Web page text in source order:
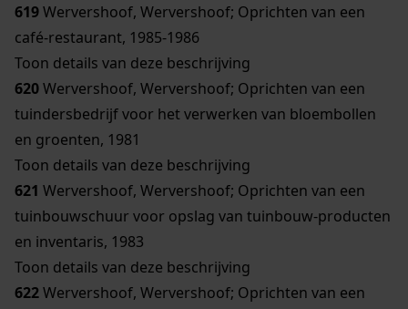
619Wervershoof, Wervershoof; Oprichten van een
café-restaurant, 1985-1986
Toon details van deze beschrijving
620Wervershoof, Wervershoof; Oprichten van een
tuindersbedrijf voor het verwerken van bloembollen
en groenten, 1981
Toon details van deze beschrijving
621 Wervershoof, Wervershoof; Oprichten van een
tuinbouwschuur voor opslag van tuinbouw-producten
en inventaris, 1983
Toon details van deze beschrijving
622Wervershoof, Wervershoof; Oprichten van een